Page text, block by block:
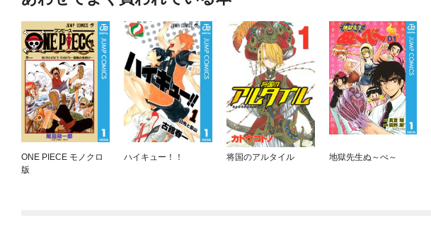
ONE PIECE モノクロ
版
ハイキュー！！ 将国のアルタイル 地獄先生ぬ～べ～